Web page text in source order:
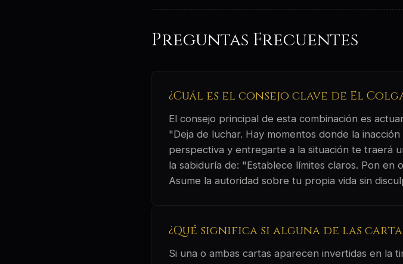
Preguntas Frecuentes
¿Cuál es el consejo clave de El
El consejo principal de esta combinación es
"Deja de luchar. Hay momentos donde la
perspectiva y entregarte a la situación te traerá
la sabiduría de: "Establece límites claros. Pon
Asume la autoridad sobre tu propia vida sin
¿Qué significa si alguna de las
Si una o ambas cartas aparecen invertidas en la